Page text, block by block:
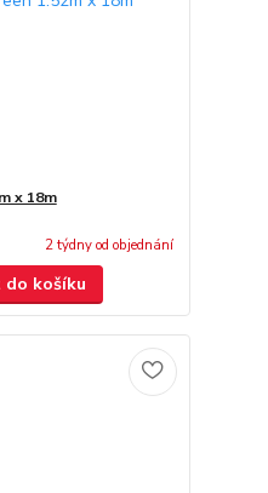
x 18m
2 týdny od objednání
do košíku